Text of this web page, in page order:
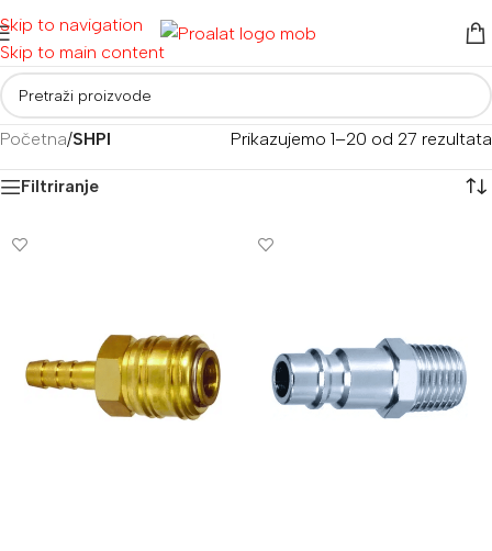
Skip to navigation
Skip to main content
Početna/SHPI Prikazujemo 1–20 od 27 rezultata
Filtriranje